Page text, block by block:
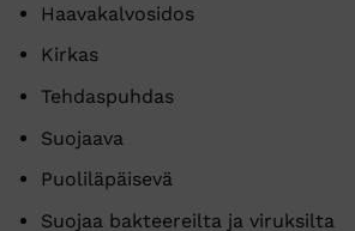
Haavakalvosidos
Kirkas
Tehdaspuhdas
Suojaava
Puoliläpäisevä
Suojaa bakteereilta ja viruksilta